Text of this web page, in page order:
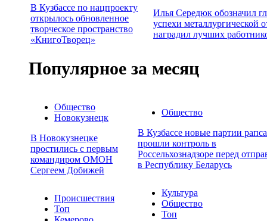
В Кузбассе по нацпроекту
открылось обновленное
творческое пространство
«КнигоТворец»
Илья Середюк обозначил
успехи металлургической
наградил лучших
Популярное за месяц
Общество
Новокузнецк
В Новокузнецке
простились с первым
командиром ОМОН
Сергеем Добижей
Общество
В Кузбассе новые партии рапса
прошли контроль в
Россельхознадзоре перед
в Республику Беларусь
Происшествия
Топ
Культура
Общество
Топ